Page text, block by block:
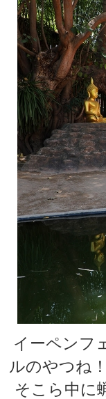
イーペンフ
ルのやつね
そこら中に